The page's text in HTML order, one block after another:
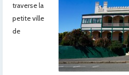
traverse la
petite ville
de